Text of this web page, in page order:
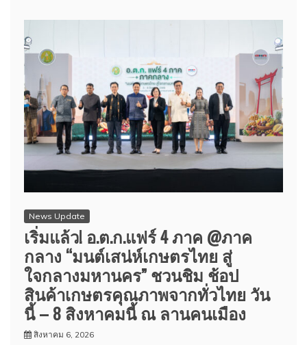
News Update
เริ่มแล้ว! อ.ต.ก.แฟร์ 4 ภาค @ภาค
กลาง “มนต์เสน่ห์เกษตรไทย สู่
ใจกลางมหานคร” ชวนชิม ช้อป
สินค้าเกษตรคุณภาพจากทั่วไทย วัน
นี้ – 8 สิงหาคมนี้ ณ ลานคนเมือง
สิงหาคม 6, 2026